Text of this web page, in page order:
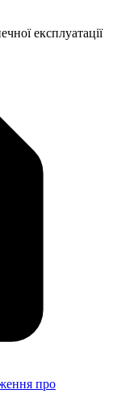
експлуатації
про